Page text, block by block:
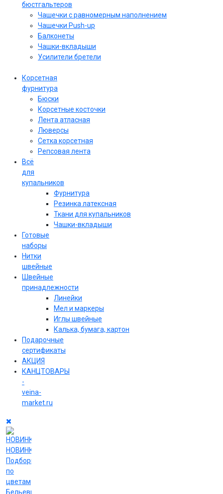
бюстгальтеров
Чашечки с равномерным наполнением
Чашечки Push-up
Балконеты
Чашки-вкладыши
Усилители бретели
Корсетная
фурнитура
Бюски
Корсетные косточки
Лента атласная
Люверсы
Сетка корсетная
Репсовая лента
Всё
для
купальников
Фурнитура
Резинка латексная
Ткани для купальников
Чашки-вкладыши
Готовые
наборы
Нитки
швейные
Швейные
принадлежности
Линейки
Мел и маркеры
Иглы швейные
Калька, бумага, картон
Подарочные
сертификаты
АКЦИЯ
КАНЦТОВАРЫ
-
veina-
market.ru
НОВИНКИ
Подборки
по
цветам
Бельевые